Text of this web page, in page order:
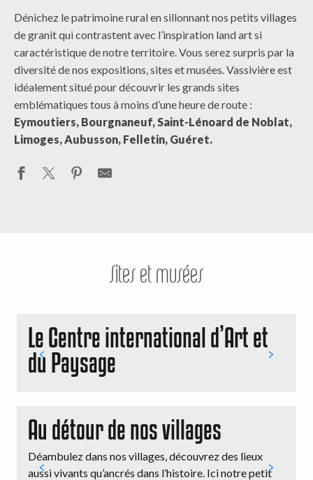
Dénichez le patrimoine rural en sillonnant nos petits villages
de granit qui contrastent avec l’inspiration land art si
caractéristique de notre territoire. Vous serez surpris par la
diversité de nos expositions, sites et musées. Vassivière est
idéalement situé pour découvrir les grands sites
emblématiques tous à moins d’une heure de route :
Eymoutiers, Bourgnaneuf, Saint-Lénoard de Noblat,
Limoges, Aubusson, Felletin, Guéret.
Sites et musées
Le Centre international d’Art et
du Paysage
Au détour de nos villages
Déambulez dans nos villages, découvrez des lieux
aussi vivants qu’ancrés dans l’histoire. Ici notre petit